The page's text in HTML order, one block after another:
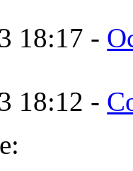
18:17 -
18:12 -